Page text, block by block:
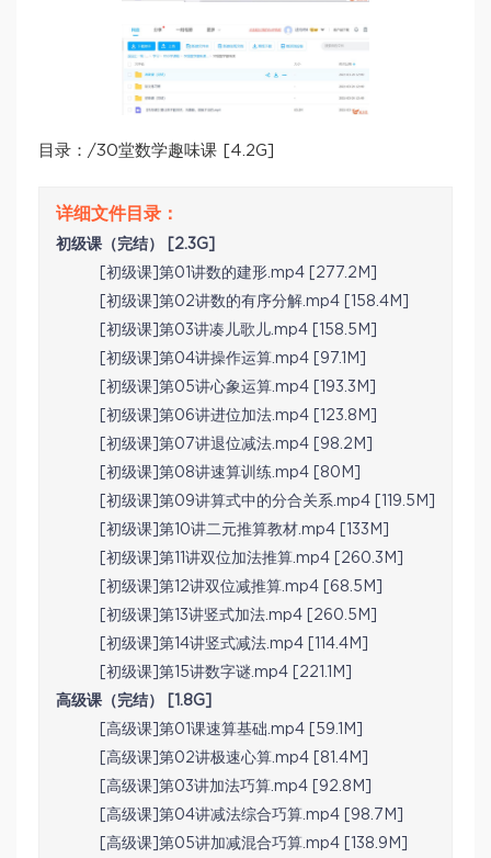
目录：/30堂数学趣味课 [4.2G]
初级课（完结） [2.3G]
[初级课]第01讲数的建形.mp4 [277.2M]
[初级课]第02讲数的有序分解.mp4 [158.4M]
[初级课]第03讲凑儿歌儿.mp4 [158.5M]
[初级课]第04讲操作运算.mp4 [97.1M]
[初级课]第05讲心象运算.mp4 [193.3M]
[初级课]第06讲进位加法.mp4 [123.8M]
[初级课]第07讲退位减法.mp4 [98.2M]
[初级课]第08讲速算训练.mp4 [80M]
[初级课]第09讲算式中的分合关系.mp4 [119.5M]
[初级课]第10讲二元推算教材.mp4 [133M]
[初级课]第11讲双位加法推算.mp4 [260.3M]
[初级课]第12讲双位减推算.mp4 [68.5M]
[初级课]第13讲竖式加法.mp4 [260.5M]
[初级课]第14讲竖式减法.mp4 [114.4M]
[初级课]第15讲数字谜.mp4 [221.1M]
高级课（完结） [1.8G]
[高级课]第01课速算基础.mp4 [59.1M]
[高级课]第02讲极速心算.mp4 [81.4M]
[高级课]第03讲加法巧算.mp4 [92.8M]
[高级课]第04讲减法综合巧算.mp4 [98.7M]
[高级课]第05讲加减混合巧算.mp4 [138.9M]